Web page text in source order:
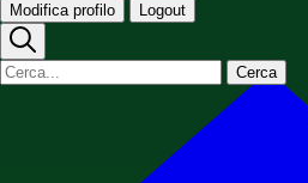
Modifica profilo Logout
Cerca